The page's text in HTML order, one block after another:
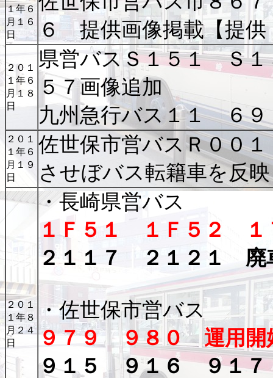
１年６
月１６
日
６ 提供画像掲載【提供
２０１
１年６
月１８
日
県営バスＳ１５１ Ｓ
５７画像追加
九州急行バス１１ ６
２０１
１年６
月１９
日
佐世保市営バスＲ００
させぼバス転籍車を反映
２０１
１年８
月２４
日
・長崎県営バス
１Ｆ５１ １Ｆ５２ １
２１１７ ２１２１ 廃
・佐世保市営バス
９７９ ９８０ 運用開
９１５ ９１６ ９１